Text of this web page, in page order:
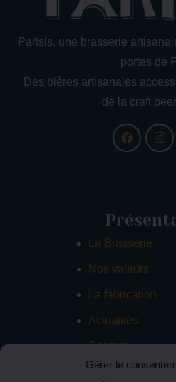
Gérer le
Parisis, une brasserie
portes de
Des bières artisanales
de la craft
La Brasserie
Nos valeurs
La fabrication
Actualités
Contact